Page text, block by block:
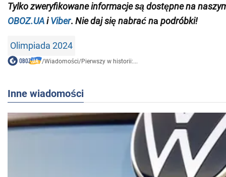
Tylkozweryfikowane informacje są dostępne na
OBOZ.UAiViber. Nie daj się nabrać na podróbki!
Olimpiada 2024
/Wiadomości/Pierwszy w historii:...
Inne wiadomości